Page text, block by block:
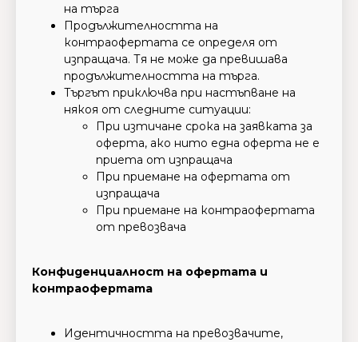
на търга
Продължителността на
контраофертата се определя от
изпращача. Тя не може да превишава
продължителността на търга.
Търгът приключва при настъпване на
някоя от следните ситуации:
При изтичане срока на заявката за
оферта, ако нито една оферта не е
приета от изпращача
При приемане на офертата от
изпращача
При приемане на контраофертата
от превозвача
Конфиденциалност на офертата и
контраофертата
Идентичността на превозвачите,